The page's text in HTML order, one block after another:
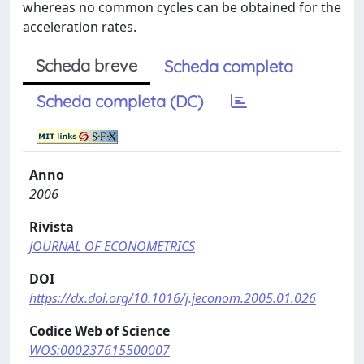
whereas no common cycles can be obtained for the
acceleration rates.
Scheda breve
Scheda completa
Scheda completa (DC)
Anno
2006
Rivista
JOURNAL OF ECONOMETRICS
DOI
https://dx.doi.org/10.1016/j.jeconom.2005.01.026
Codice Web of Science
WOS:000237615500007